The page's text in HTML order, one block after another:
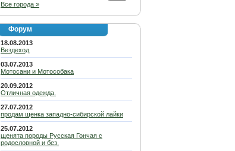
Все города »
Форум
18.08.2013
Вездеход
03.07.2013
Мотосани и Мотособака
20.09.2012
Отличная одежда.
27.07.2012
продам щенка западно-сибирской лайки
25.07.2012
щенята породы Русская Гончая с
родословной и без.